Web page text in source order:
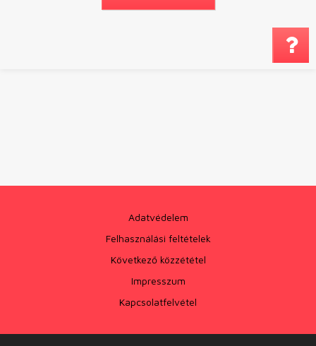
Adatvédelem
Felhasználási feltételek
Következő közzététel
Impresszum
Kapcsolatfelvétel
Megjegyzés